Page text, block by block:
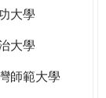
大學
大學
師範大學